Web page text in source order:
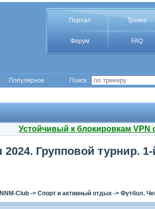
Портал Трекер
Форум FAQ
Популярное Поиск :
Устойчивый к блокировкам
Групповой турнир.
Club-> Спорт и активный отдых-> Футбол.